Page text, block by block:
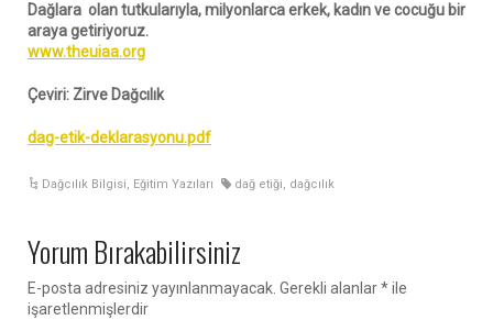
Dağlara olan tutkularıyla, milyonlarca erkek, kadın ve cocuğu bir
araya getiriyoruz.
www.theuiaa.org
Çeviri: Zirve Dağcılık
dag-etik-deklarasyonu.pdf
Dağcılık Bilgisi, Eğitim Yazıları dağ etiği, dağcılık
Yorum Bırakabilirsiniz
E-posta adresiniz yayınlanmayacak. Gerekli alanlar*ile
işaretlenmişlerdir